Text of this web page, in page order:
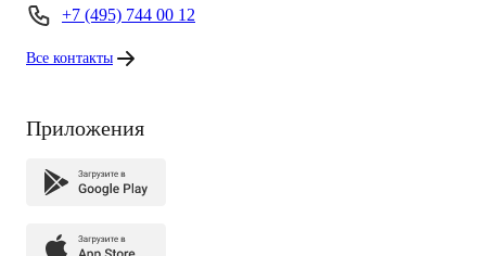
+7 (495) 744 00 12
Все контакты
Приложения